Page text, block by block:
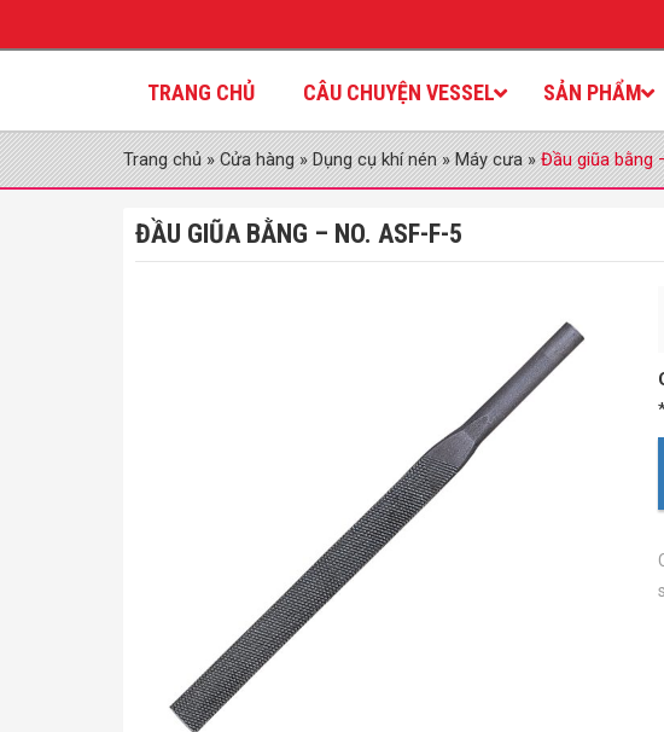
TRANG CHỦ CÂU CHUYỆN VESSEL SẢN PHẨM
Trang chủ»Cửa hàng»Dụng cụ khí nén»Máy cưa»Đầu giũa bằng
ĐẦU GIŨA BẰNG – NO. ASF-F-5